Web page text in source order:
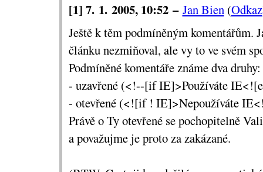
<style type="text/css">
@import 'styl.css';
</style>
To zatím není nic nového. Tento
k tomu, aby zastaraléčtyřkové
protože tomuto zápisu nerozumějí.
různými modifikacemi příkazu
toho, že ho budouignorovat i některé
Například pouhé vynechání mezery za
[1] 7. 1. 2005, 10:52 – Jan Bien(Odkaz
Ještě k těm podmíněným komentářům.
článku nezmiňoval, ale vy to ve svém
Podmíněné komentáře známe dva druhy:
- uzavřené (<!--[if IE]>Používáte
- otevřené (<![if ! IE]>Nepoužíváte
Právě o Ty otevřené se pochopitelně
a považujme je proto za zakázané.